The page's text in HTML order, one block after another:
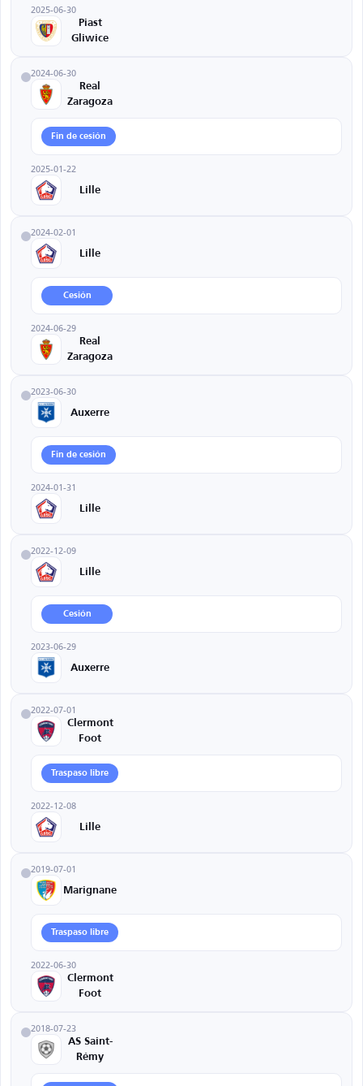
2025-06-30
Piast
Gliwice
2024-06-30
Real
Zaragoza
Fin de cesión
2025-01-22
Lille
2024-02-01
Lille
Cesión
2024-06-29
Real
Zaragoza
2023-06-30
Auxerre
Fin de cesión
2024-01-31
Lille
2022-12-09
Lille
Cesión
2023-06-29
Auxerre
2022-07-01
Clermont
Foot
Traspaso libre
2022-12-08
Lille
2019-07-01
Marignane
Traspaso libre
2022-06-30
Clermont
Foot
2018-07-23
AS Saint-
Rémy